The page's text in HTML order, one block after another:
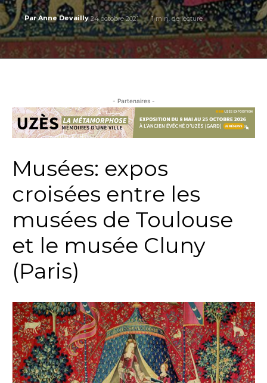
Par Anne Devailly 24 octobre 2021 1min. de lecture
- Partenaires -
Musées: expos
croisées entre les
musées de Toulouse
et le musée Cluny
(Paris)